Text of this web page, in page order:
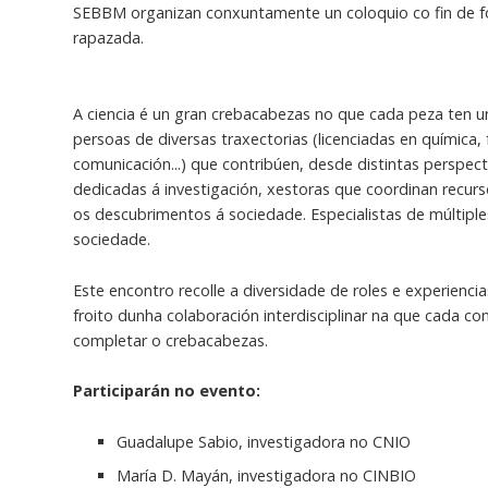
SEBBM organizan conxuntamente un coloquio co fin de
rapazada.
A ciencia é un gran crebacabezas no que cada peza ten
persoas de diversas traxectorias (licenciadas en
comunicación...) que contribúen, desde distintas
dedicadas á investigación, xestoras que coordinan
os descubrimentos á sociedade. Especialistas de
sociedade.
Este encontro recolle a diversidade de roles e
froito dunha colaboración interdisciplinar na que cada
completar o crebacabezas.
Participarán no evento:
Guadalupe Sabio, investigadora no CNIO
María D. Mayán, investigadora no CINBIO